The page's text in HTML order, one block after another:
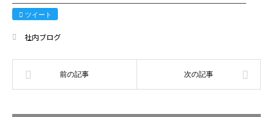
────────────────────────
ツイート
社内ブログ